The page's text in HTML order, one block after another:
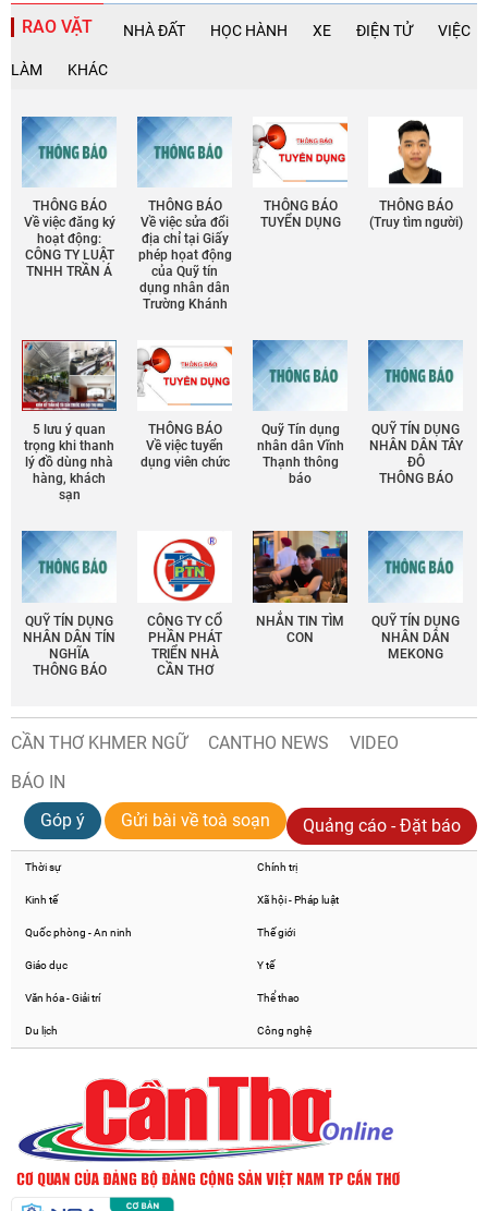
RAO VẶT NHÀ ĐẤT HỌC HÀNH XE ĐIỆN TỬ VIỆC
LÀM KHÁC
THÔNG BÁO
Về việc đăng ký
hoạt động:
CÔNG TY LUẬT
TNHH TRẦN Á
THÔNG BÁO
Về việc sửa đổi
địa chỉ tại Giấy
phép họat động
của Quỹ tín
dụng nhân dân
Trường Khánh
THÔNG BÁO
TUYỂN DỤNG
THÔNG BÁO
(Truy tìm người)
5 lưu ý quan
trọng khi thanh
lý đồ dùng nhà
hàng, khách
sạn
THÔNG BÁO
Về việc tuyển
dụng viên chức
Quỹ Tín dụng
nhân dân Vĩnh
Thạnh thông
báo
QUỸ TÍN DỤNG
NHÂN DÂN TÂY
ĐÔ
THÔNG BÁO
QUỸ TÍN DỤNG
NHÂN DÂN TÍN
NGHĨA
THÔNG BÁO
CÔNG TY CỔ
PHẦN PHÁT
TRIỂN NHÀ
CẦN THƠ
NHẮN TIN TÌM
CON
QUỸ TÍN DỤNG
NHÂN DÂN
MEKONG
CẦN THƠ KHMER NGỮ CANTHO NEWS
VIDEO
BÁO IN
Góp ý
Gửi bài về toà soạn Quảng cáo - Đặt báo
Thời sự Chính trị
Kinh tế Xã hội - Pháp luật
Quốc phòng - An ninh Thế giới
Giáo dục Y tế
Văn hóa - Giải trí Thể thao
Du lịch Công nghệ